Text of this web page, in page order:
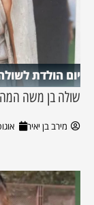
יום הולדת
שולה בן משה
מירב בן יאיר אוגוסט